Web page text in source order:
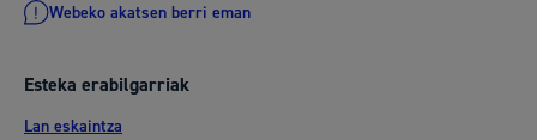
Webeko akatsen berri eman
Esteka erabilgarriak
Lan eskaintza